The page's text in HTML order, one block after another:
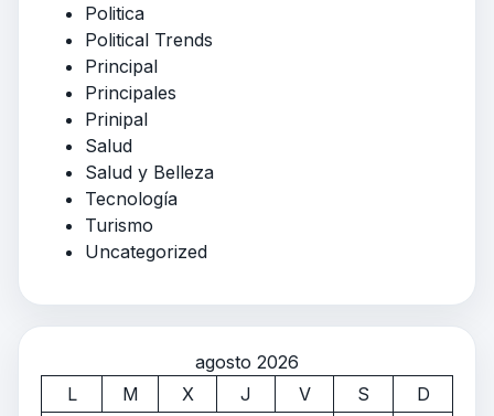
Politica
Political Trends
Principal
Principales
Prinipal
Salud
Salud y Belleza
Tecnología
Turismo
Uncategorized
agosto 2026
L
M X J V S
D